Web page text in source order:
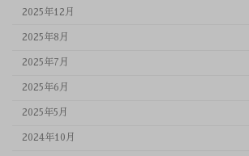
2025年12月
2025年8月
2025年7月
2025年6月
2025年5月
2024年10月